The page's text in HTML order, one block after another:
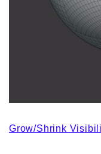
Grow/Shrink